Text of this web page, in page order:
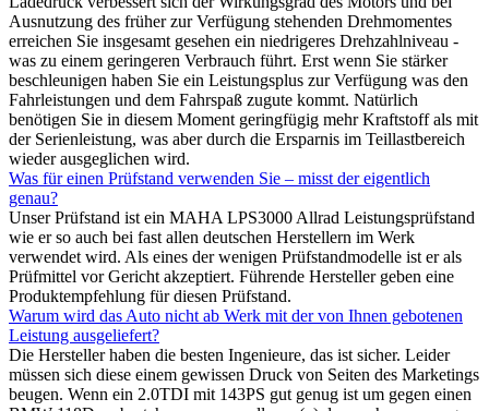
Ausnutzung des früher zur Verfügung stehenden Drehmomentes
erreichen Sie insgesamt gesehen ein niedrigeres Drehzahlniveau -
was zu einem geringeren Verbrauch führt. Erst wenn Sie stärker
beschleunigen haben Sie ein Leistungsplus zur Verfügung was den
Fahrleistungen und dem Fahrspaß zugute kommt. Natürlich
benötigen Sie in diesem Moment geringfügig mehr Kraftstoff als mit
der Serienleistung, was aber durch die Ersparnis im Teillastbereich
wieder ausgeglichen wird.
Was für einen Prüfstand verwenden Sie – misst der eigentlich
genau?
Unser Prüfstand ist ein MAHA LPS3000 Allrad Leistungsprüfstand
wie er so auch bei fast allen deutschen Herstellern im Werk
verwendet wird. Als eines der wenigen Prüfstandmodelle ist er als
Prüfmittel vor Gericht akzeptiert. Führende Hersteller geben eine
Produktempfehlung für diesen Prüfstand.
Warum wird das Auto nicht ab Werk mit der von Ihnen gebotenen
Leistung ausgeliefert?
Die Hersteller haben die besten Ingenieure, das ist sicher. Leider
müssen sich diese einem gewissen Druck von Seiten des Marketings
beugen. Wenn ein 2.0TDI mit 143PS gut genug ist um gegen einen